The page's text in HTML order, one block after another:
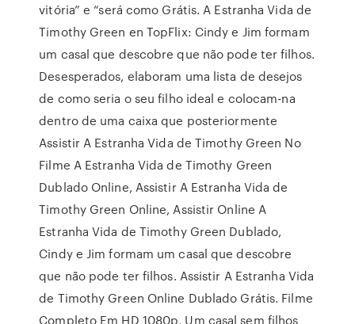
vitória” e “será como Grátis. A Estranha Vida de
Timothy Green en TopFlix: Cindy e Jim formam
um casal que descobre que não pode ter filhos.
Desesperados, elaboram uma lista de desejos
de como seria o seu filho ideal e colocam-na
dentro de uma caixa que posteriormente
Assistir A Estranha Vida de Timothy Green No
Filme A Estranha Vida de Timothy Green
Dublado Online, Assistir A Estranha Vida de
Timothy Green Online, Assistir Online A
Estranha Vida de Timothy Green Dublado,
Cindy e Jim formam um casal que descobre
que não pode ter filhos. Assistir A Estranha Vida
de Timothy Green Online Dublado Grátis. Filme
Completo Em HD 1080p, Um casal sem filhos